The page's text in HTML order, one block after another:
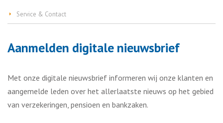
Service & Contact
Aanmelden digitale nieuwsbrief
Met onze digitale nieuwsbrief informeren wij onze klanten en
aangemelde leden over het allerlaatste nieuws op het gebied
van verzekeringen, pensioen en bankzaken.